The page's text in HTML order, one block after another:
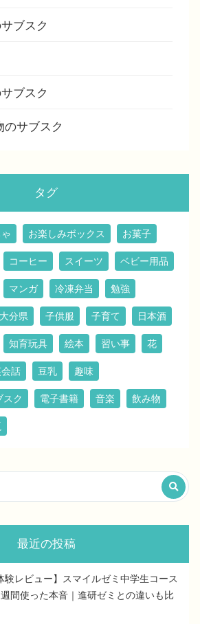
ブスク
ブスク
のサブスク
タグ
お楽しみボックス お菓子
コーヒー スイーツ ベビー用品
マンガ 冷凍弁当 勉強
大分県 子供服 子育て 日本酒
知育玩具 絵本 習い事 花
話 豆乳 趣味
スク 電子書籍 音楽 飲み物
最近の投稿
験レビュー】スマイルゼミ中学生コース
間使った本音｜進研ゼミとの違いも比